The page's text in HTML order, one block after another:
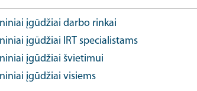
įgūdžiai darbo rinkai
įgūdžiai IRT specialistams
įgūdžiai švietimui
įgūdžiai visiems